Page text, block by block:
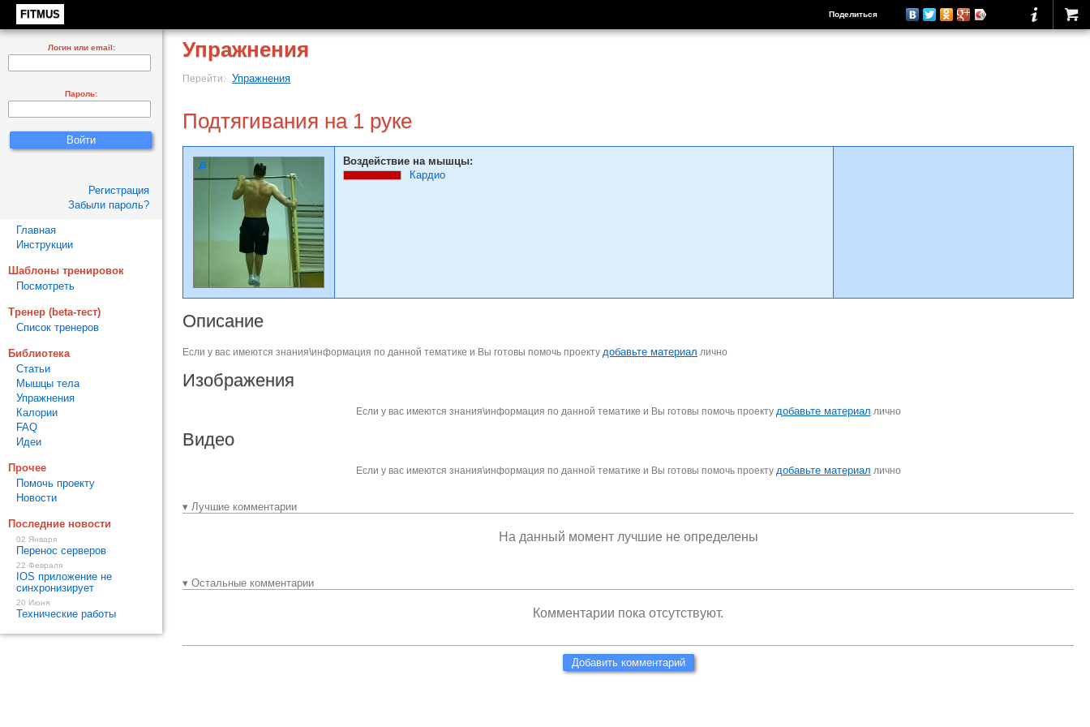
FITMUS Поделиться
Упражнения
Перейти: Упражнения
Подтягивания на 1 руке
Воздействие на мышцы:
Кардио
Описание
Если у вас имеются знания\информация по данной тематике и Вы готовы помочь проекту добавьте материал лично
Изображения
Если у вас имеются знания\информация по данной тематике и Вы готовы помочь проекту добавьте материал лично
Видео
Если у вас имеются знания\информация по данной тематике и Вы готовы помочь проекту добавьте материал лично
▾ Лучшие комментарии
На данный момент лучшие не определены
▾ Остальные комментарии
Комментарии пока отсутствуют.
Добавить комментарий
Логин или email:
Пароль:
Регистрация
Забыли пароль?
Главная
Инструкции
Шаблоны тренировок
Посмотреть
Тренер (beta-тест)
Список тренеров
Библиотека
Статьи
Мышцы тела
Упражнения
Калории
FAQ
Идеи
Прочее
Помочь проекту
Новости
Последние новости
02 Января
Перенос серверов
22 Февраля
IOS приложение не
синхронизирует
20 Июня
Технические работы